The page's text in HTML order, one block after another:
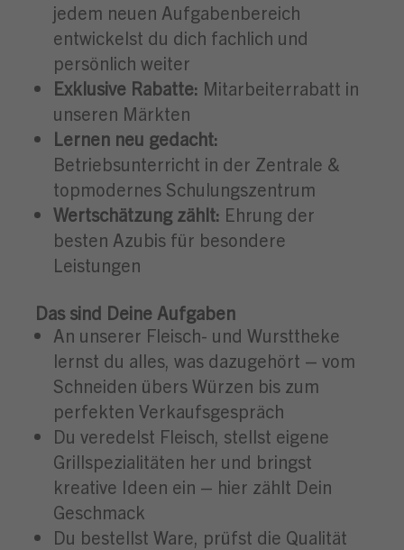
jedem neuen Aufgabenbereich
entwickelst du dich fachlich und
persönlich weiter
Exklusive Rabatte: Mitarbeiterrabatt in
unseren Märkten
Lernen neu gedacht:
Betriebsunterricht in der Zentrale &
topmodernes Schulungszentrum
Wertschätzung zählt: Ehrung der
besten Azubis für besondere
Leistungen
Das sind Deine Aufgaben
An unserer Fleisch- und Wursttheke
lernst du alles, was dazugehört – vom
Schneiden übers Würzen bis zum
perfekten Verkaufsgespräch
Du veredelst Fleisch, stellst eigene
Grillspezialitäten her und bringst
kreative Ideen ein – hier zählt Dein
Geschmack
Du bestellst Ware, prüfst die Qualität